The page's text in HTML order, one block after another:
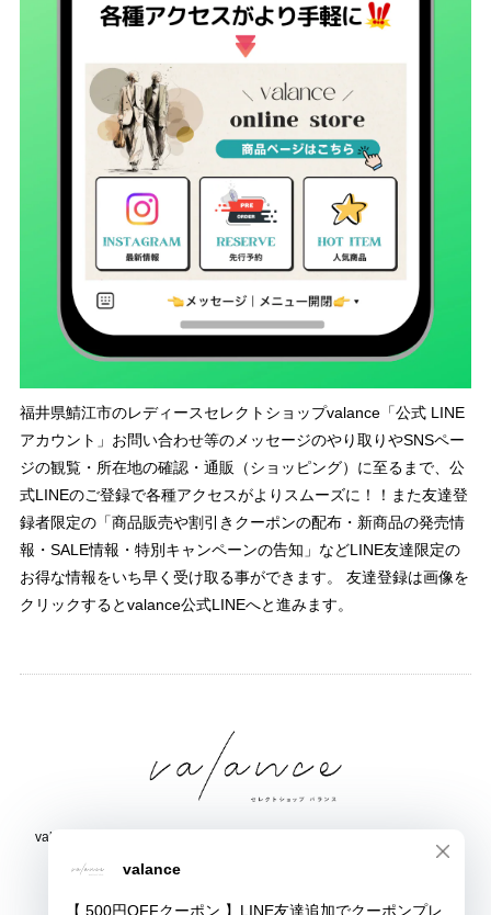
福井県鯖江市のレディースセレクトショップvalance「公式 LINE
アカウント」お問い合わせ等のメッセージのやり取りやSNSペー
ジの観覧・所在地の確認・通販（ショッピング）に至るまで、公
式LINEのご登録で各種アクセスがよりスムーズに！！また友達登
録者限定の「商品販売や割引きクーポンの配布・新商品の発売情
報・SALE情報・特別キャンペーンの告知」などLINE友達限定の
お得な情報をいち早く受け取る事ができます。 友達登録は画像を
クリックするとvalance公式LINEへと進みます。
valance 福井｜レディース セレクトショップ｜ファッション通販サイト
福井県鯖江市三六町1丁目1507